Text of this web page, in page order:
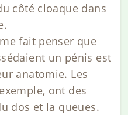
côté cloaque dans
fait penser que
un pénis est
anatomie. Les
ont des
dos et la queues.